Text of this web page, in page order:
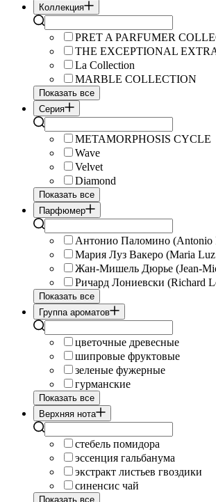
Коллекция
PRET A PARFUMER
THE EXCEPTIONAL
La Collection
MARBLE COLLECTION
Показать все
Серия
METAMORPHOSIS CYCLE
Wave
Velvet
Diamond
Показать все
Парфюмер
Антонио Паломино (Antonio
Мария Луз Вакеро (Maria Luz
Жан-Мишель Дюрье (Jean-
Ричард Лониевски (Richard
Показать все
Группа ароматов
цветочные древесные
шипровые фруктовые
зеленые фужерные
гурманские
Показать все
Верхняя нота
стебель помидора
эссенция гальбанума
экстракт листьев гвоздики
синенсис чай
Показать все